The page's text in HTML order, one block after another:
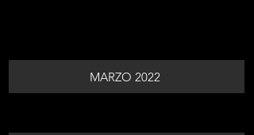
MARZO 2022